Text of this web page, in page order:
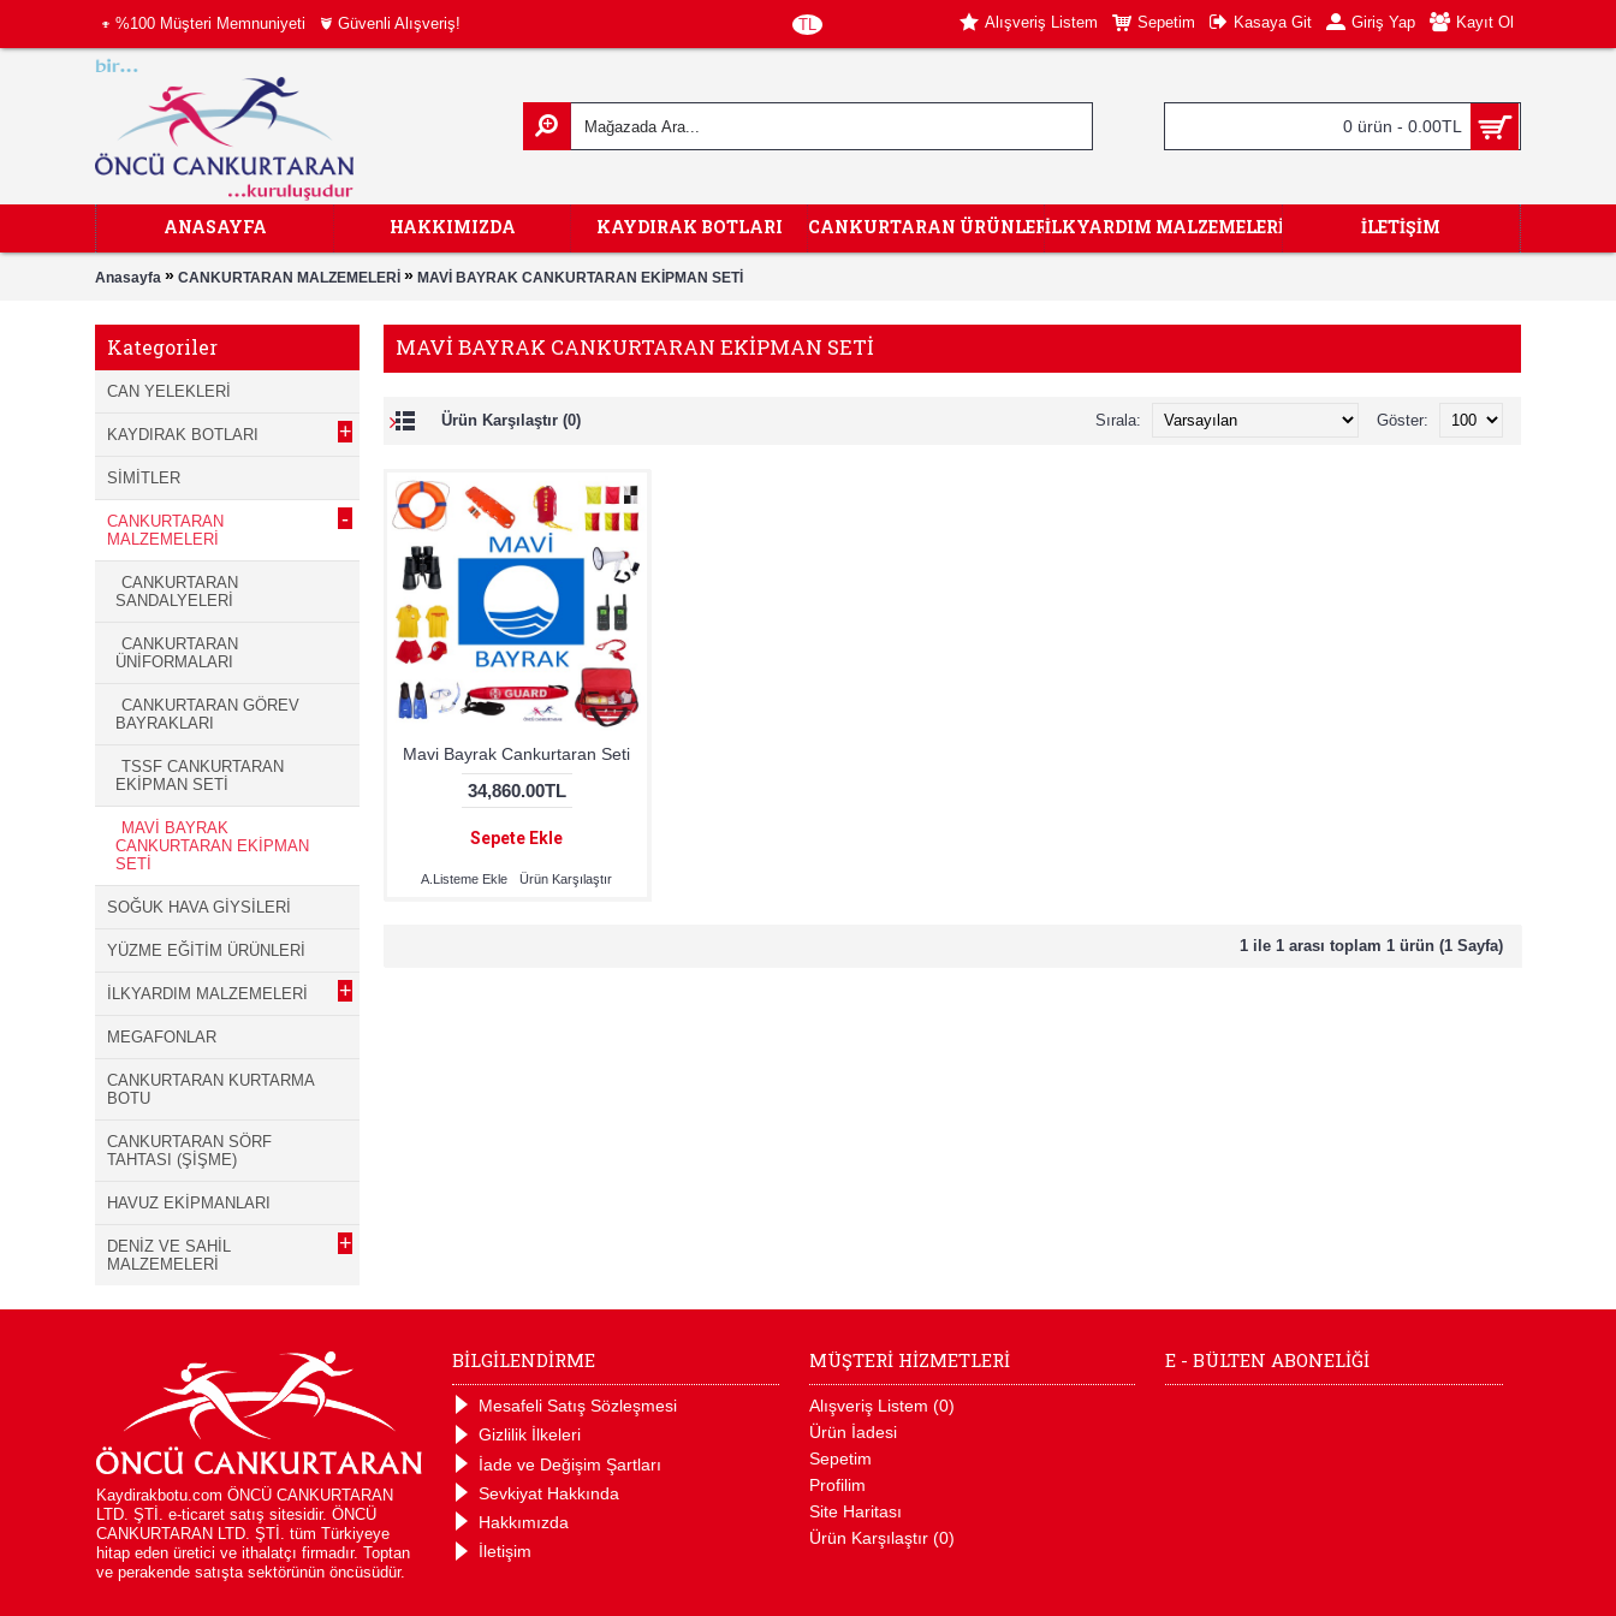
%100 Müşteri Memnuniyeti Güvenli Alışveriş! TL Alışveriş Listem Sepetim Kasaya Git Giriş Yap Kayıt Ol
0 ürün - 0.00TL
ANASAYFA HAKKIMIZDA KAYDIRAK BOTLARI CANKURTARAN ÜRÜNLERİİLKYARDIM MALZEMELERİ İLETIŞIM
Anasayfa » CANKURTARAN MALZEMELERİ » MAVİ BAYRAK CANKURTARAN EKİPMAN SETİ
Kategoriler
CAN YELEKLERİ
KAYDIRAK BOTLARI +
SİMİTLER
CANKURTARAN
MALZEMELERİ
-
CANKURTARAN
SANDALYELERİ
CANKURTARAN
ÜNİFORMALARI
CANKURTARAN GÖREV
BAYRAKLARI
TSSF CANKURTARAN
EKİPMAN SETİ
MAVİ BAYRAK
CANKURTARAN EKİPMAN
SETİ
SOĞUK HAVA GİYSİLERİ
YÜZME EĞİTİM ÜRÜNLERİ
İLKYARDIM MALZEMELERİ +
MEGAFONLAR
CANKURTARAN KURTARMA
BOTU
CANKURTARAN SÖRF
TAHTASI (ŞİŞME)
HAVUZ EKİPMANLARI
DENİZ VE SAHİL
MALZEMELERİ
+
MAVİ BAYRAK CANKURTARAN EKİPMAN SETİ
Ürün Karşılaştır (0) Göster:
Sırala:
Mavi Bayrak Cankurtaran Seti
34,860.00TL
Sepete Ekle
A.Listeme Ekle Ürün Karşılaştır
1 ile 1 arası toplam 1 ürün (1 Sayfa)
Kaydirakbotu.com ÖNCÜ CANKURTARAN
LTD. ŞTİ. e-ticaret satış sitesidir. ÖNCÜ
CANKURTARAN LTD. ŞTİ. tüm Türkiyeye
hitap eden üretici ve ithalatçı firmadır. Toptan
ve perakende satışta sektörünün öncüsüdür.
BİLGİLENDİRME
Mesafeli Satış Sözleşmesi
Gizlilik İlkeleri
İade ve Değişim Şartları
Sevkiyat Hakkında
Hakkımızda
İletişim
MÜŞTERİ HİZMETLERİ
Alışveriş Listem (0)
Ürün İadesi
Sepetim
Profilim
Site Haritası
Ürün Karşılaştır (0)
E - BÜLTEN ABONELİĞİ